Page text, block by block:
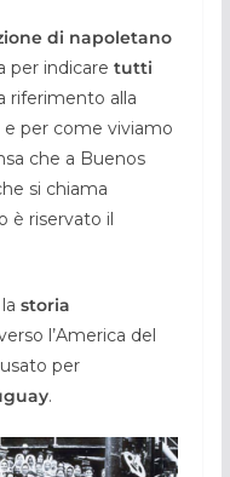
di napoletano
per indicare tutti
riferimento alla
per come viviamo
che a Buenos
si chiama
è riservato il
storia
l’America del
per
.